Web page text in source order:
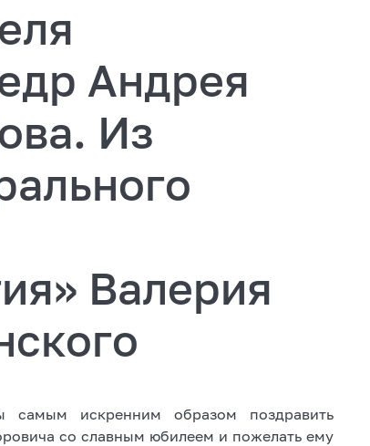
Андрея
Из
Валерия
самым искренним образом поздравить
со славным юбилеем и пожелать ему